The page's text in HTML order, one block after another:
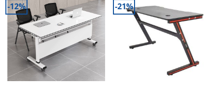
-12% -21%